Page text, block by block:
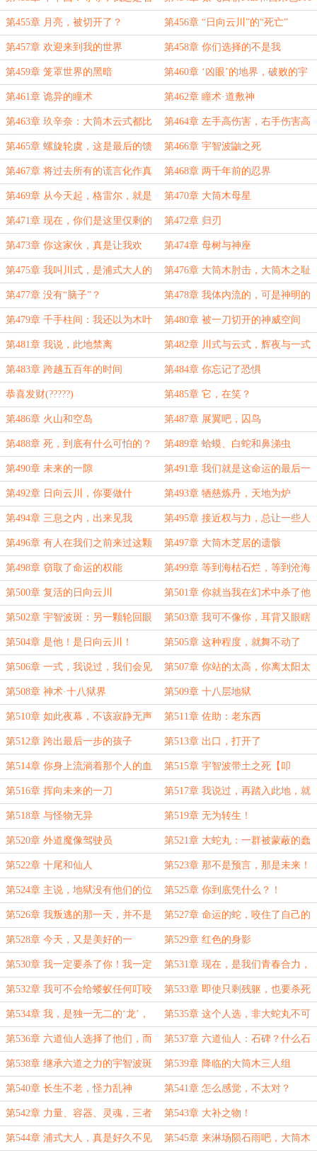
来了什么东西？ Max
第455章 月亮，被切开了？ 第456章 “日向云川”的“死亡”
第457章 欢迎来到我的世界 第458章 你们选择的不是我
第459章 笼罩世界的黑暗 第460章 ‘凶眼’的地界，破败的宇
智波族地
第461章 诡异的瞳术 第462章 瞳术·道敷神
第463章 玖辛奈：大筒木云式都比
你像一个父亲
第464章 左手高伤害，右手伤害高
第465章 螺旋轮虞，这是最后的馈
赠
第466章 宇智波鼬之死
第467章 将过去所有的谎言化作真
实吧
第468章 两千年前的忍界
第469章 从今天起，格雷尔，就是
你的名字
第470章 大筒木母星
第471章 现在，你们是这里仅剩的
人类了
第472章 归刃
第473章 你这家伙，真是让我欢
喜！
第474章 母树与神座
第475章 我叫川式，是浦式大人的
仆从
第476章 大筒木肘击，大筒木之耻
第477章 没有“脑子”？ 第478章 我体内流的，可是神明的
血啊
第479章 千手柱间：我还以为木叶
已经完了呢，哈哈
第480章 被一刀切开的神威空间
第481章 我说，此地禁离 第482章 川式与云式，辉夜与一式
第483章 跨越五百年的时间 第484章 你忘记了恐惧
恭喜发财(?????) 第485章 它，在笑？
第486章 火山和空岛 第487章 展翼吧，囚鸟
第488章 死，到底有什么可怕的？ 第489章 蛤蟆、白蛇和鼻涕虫
第490章 未来的一隙 第491章 我们就是这命运的最后一
环！
第492章 日向云川，你要做什
么？！
第493章 牺慈炼丹，天地为炉
第494章 三息之内，出来见我 第495章 接近权与力，总让一些人
误以为自己也拥有权与力
第496章 有人在我们之前来过这颗
星球？
第497章 大筒木芝居的遗骸
第498章 窃取了命运的权能 第499章 等到海枯石烂，等到沧海
桑田，等到两千年后
第500章 复活的日向云川 第501章 你就当我在幻术中杀了他
吧
第502章 宇智波斑：另一颗轮回眼
呢？
第503章 我可不像你，耳背又眼瞎
的老头子！
第504章 是他！是日向云川！ 第505章 这种程度，就舞不动了
吗？
第506章 一式，我说过，我们会见
面的
第507章 你站的太高，你离太阳太
近
第508章 神术·十八狱界 第509章 十八层地狱
第510章 如此夜幕，不该寂静无声 第511章 佐助：老东西
第512章 跨出最后一步的孩子 第513章 出口，打开了
第514章 你身上流淌着那个人的血
脉
第515章 宇智波带土之死【叩
谢“nrvzo”大佬的盟主】
第516章 挥向未来的一刀 第517章 我说过，再踏入此地，就
赐你死亡
第518章 与怪物无异 第519章 无为转生！
第520章 外道魔像驾驶员 第521章 大蛇丸：一群被蒙蔽的蠢
货！！
第522章 十尾和仙人 第523章 那不是预言，那是未来！
第524章 主说，地狱没有他们的位
置
第525章 你到底凭什么？！
第526章 我叛逃的那一天，并不是
结束，而是一切的开始
第527章 命运的蛇，咬住了自己的
尾巴
第528章 今天，又是美好的一
天……吗？
第529章 红色的身影
第530章 我一定要杀了你！我一定
要杀了你！
第531章 现在，是我们青春合力，
贯彻忍道的时候了
第532章 我可不会给蝼蚁任何叮咬
的机会
第533章 即使只剩残躯，也要杀死
你！
第534章 我，是独一无二的‘龙’，
是完美的存在！
第535章 这个人选，非大蛇丸不可
第536章 六道仙人选择了他们，而
不是我们，对吗？
第537章 六道仙人：石碑？什么石
碑？
第538章 继承六道之力的宇智波斑
和千手柱间
第539章 降临的大筒木三人组
第540章 长生不老，怪力乱神 第541章 怎么感觉，不太对？
第542章 力量、容器、灵魂，三者
归一！
第543章 大补之物！
第544章 浦式大人，真是好久不见 第545章 来淋场陨石雨吧，大筒木